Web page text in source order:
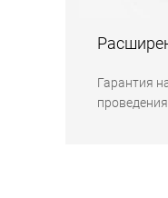
Гарантия